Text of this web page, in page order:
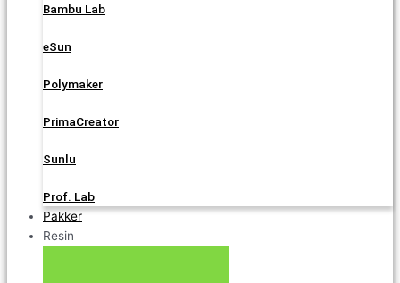
Bambu Lab
eSun
Polymaker
PrimaCreator
Sunlu
Prof. Lab
Pakker
Resin